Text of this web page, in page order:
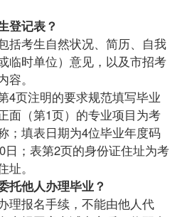
记表？
括考生自然状况、简历、自我
临时单位）意见，以及市招考
。
页注明的要求规范填写毕业
面（第1页）的专业项目为考
；填表日期为4位毕业年度码
日；表第2页的身份证住址为考
。
托他人办理毕业？
理报名手续，不能由他人代